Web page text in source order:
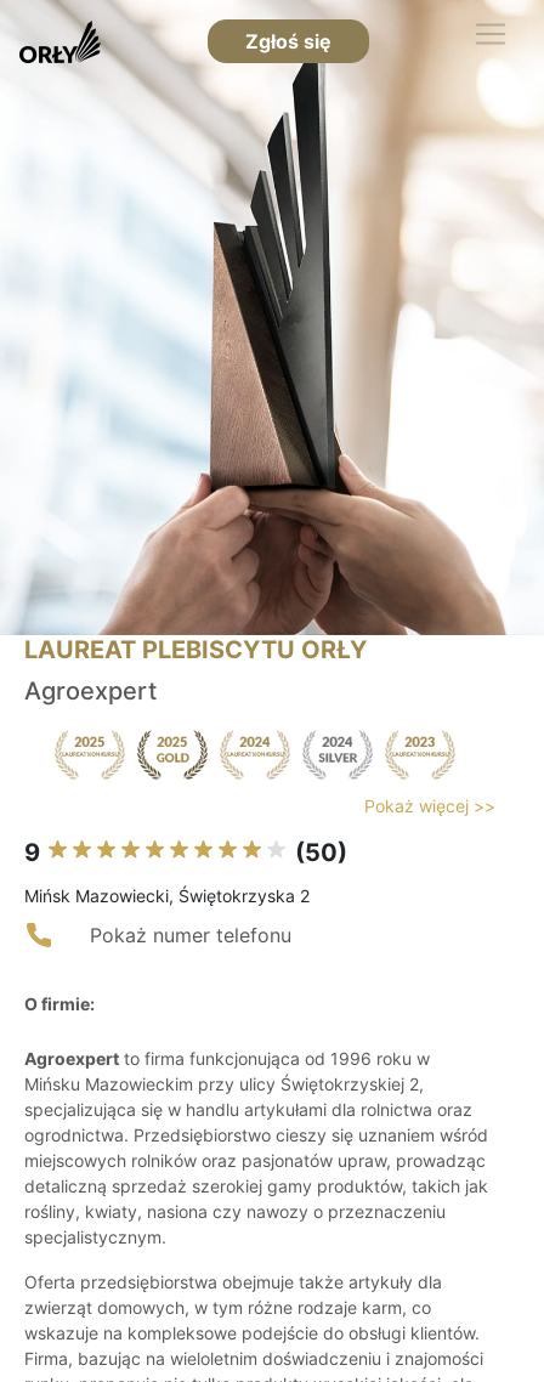
Zgłoś się
LAUREAT PLEBISCYTU ORŁY
Agroexpert
Pokaż więcej >>
9 (50)
Mińsk Mazowiecki, Świętokrzyska 2
Pokaż numer telefonu
O firmie:
Agroexpert to firma funkcjonująca od 1996 roku w
Mińsku Mazowieckim przy ulicy Świętokrzyskiej 2,
specjalizująca się w handlu artykułami dla rolnictwa oraz
ogrodnictwa. Przedsiębiorstwo cieszy się uznaniem wśród
miejscowych rolników oraz pasjonatów upraw, prowadząc
detaliczną sprzedaż szerokiej gamy produktów, takich jak
rośliny, kwiaty, nasiona czy nawozy o przeznaczeniu
specjalistycznym.
Oferta przedsiębiorstwa obejmuje także artykuły dla
zwierząt domowych, w tym różne rodzaje karm, co
wskazuje na kompleksowe podejście do obsługi klientów.
Firma, bazując na wieloletnim doświadczeniu i znajomości